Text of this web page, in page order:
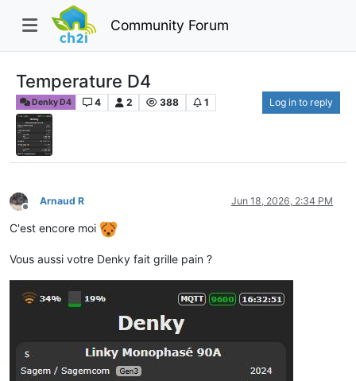
Community Forum
Temperature D4
Denky D4 4 2 388 1 Log in to reply
Offline
Arnaud R Jun 18, 2026, 2:34 PM
C'est encore moi
Vous aussi votre Denky fait grille pain ?